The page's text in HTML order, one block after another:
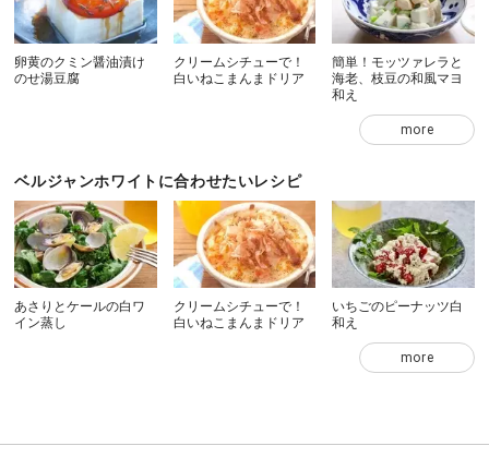
卵黄のクミン醤油漬け
のせ湯豆腐
クリームシチューで！
白いねこまんまドリア
簡単！モッツァレラと
海老、枝豆の和風マヨ
和え
more
ベルジャンホワイトに合わせたいレシピ
あさりとケールの白ワ
イン蒸し
クリームシチューで！
白いねこまんまドリア
いちごのピーナッツ白
和え
more